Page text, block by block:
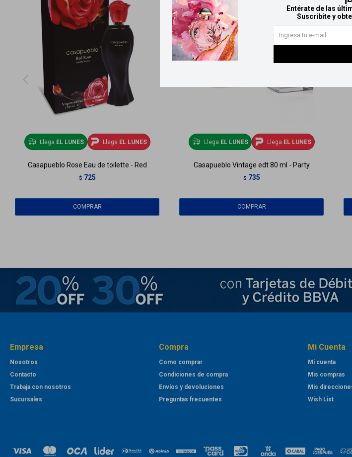
Entérate de las
Suscribite y
Llega EL LUNES Llega EL LUNES
Casapueblo Rose Eau de toilette - Red
$ 725
Llega EL LUNES Llega EL LUNES
Casapueblo Vintage edt 80 ml - Party
$ 735
Empresa
Nosotros
Contacto
Trabaja con nosotros
Sucursales
Compra
Como comprar
Condiciones de compra
Envíos y devoluciones
Preguntas frecuentes
Mi Cuenta
Mi cuenta
Mis compras
Mis
Wish List